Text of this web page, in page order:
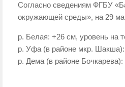
Согласно сведениям ФГБУ
окружающей среды», на 29
р. Белая: +26 см, уровень на
р. Уфа (в районе мкр.
р. Дема (в районе